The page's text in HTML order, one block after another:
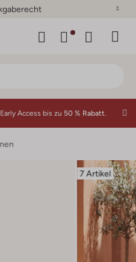
Access bis zu 50 % Rabatt.
7 Artikel